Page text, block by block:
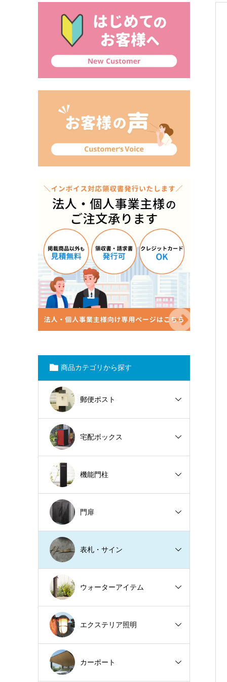
商品カテゴリから探す
郵便ポスト
宅配ボックス
機能門柱
門扉
表札・サイン
ウォーターアイテム
エクステリア照明
カーポート